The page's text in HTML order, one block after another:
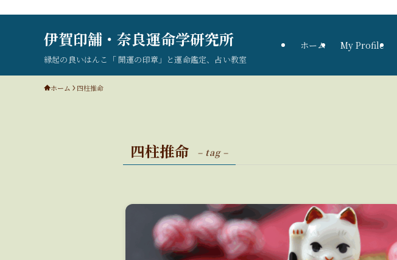
伊賀印舗・奈良運命学研究所
縁起の良いはんこ「 開運の印章」と運命鑑定、占い教室
ホーム My Profile
ホーム 四柱推命
四柱推命 – tag –